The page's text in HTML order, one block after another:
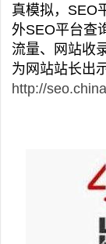
真模拟，SEO
外SEO平台查
流量、网站收
为网站站长出
http://